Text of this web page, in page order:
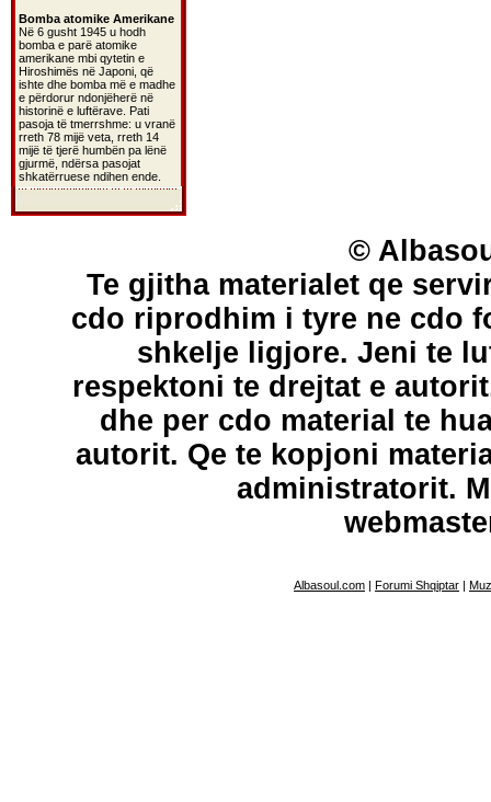
Bomba atomike Amerikane
Në 6 gusht 1945 u hodh
bomba e parë atomike
amerikane mbi qytetin e
Hiroshimës në Japoni, që
ishte dhe bomba më e madhe
e përdorur ndonjëherë në
historinë e luftërave. Pati
pasoja të tmerrshme: u vranë
rreth 78 mijë veta, rreth 14
mijë të tjerë humbën pa lënë
gjurmë, ndërsa pasojat
shkatërruese ndihen ende.
©
Te gjitha materialet qe
cdo riprodhim i tyre ne cdo
shkelje ligjore. Jeni te
respektoni te drejtat e
dhe per cdo material te
autorit. Qe te kopjoni
administratorit.
Albasoul.com | Forumi Shqiptar |